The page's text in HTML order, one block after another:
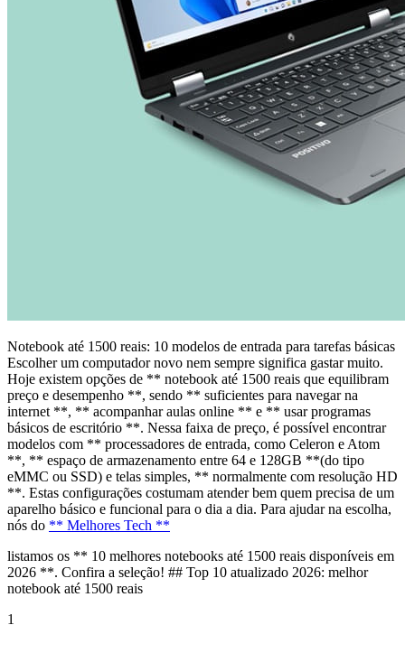
Notebook até 1500 reais: 10 modelos de entrada para tarefas básicas
Escolher um computador novo nem sempre significa gastar muito.
Hoje existem opções de ** notebook até 1500 reais que equilibram
preço e desempenho **, sendo ** suficientes para navegar na
internet **, ** acompanhar aulas online ** e ** usar programas
básicos de escritório **. Nessa faixa de preço, é possível encontrar
modelos com ** processadores de entrada, como Celeron e Atom
**, ** espaço de armazenamento entre 64 e 128GB **(do tipo
eMMC ou SSD) e telas simples, ** normalmente com resolução HD
**. Estas configurações costumam atender bem quem precisa de um
aparelho básico e funcional para o dia a dia. Para ajudar na escolha,
nós do ** Melhores Tech **
listamos os ** 10 melhores notebooks até 1500 reais disponíveis em
2026 **. Confira a seleção! ## Top 10 atualizado 2026: melhor
notebook até 1500 reais
1